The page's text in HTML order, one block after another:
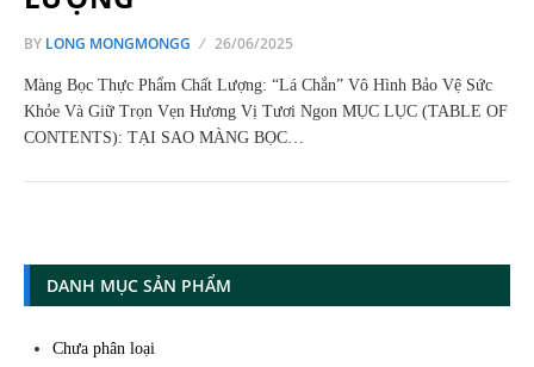
BY LONG MONGMONGG 26/06/2025
Màng Bọc Thực Phẩm Chất Lượng: “Lá Chắn” Vô Hình Bảo Vệ Sức
Khỏe Và Giữ Trọn Vẹn Hương Vị Tươi Ngon MỤC LỤC (TABLE OF
CONTENTS): TẠI SAO MÀNG BỌC…
DANH MỤC SẢN PHẨM
Chưa phân loại